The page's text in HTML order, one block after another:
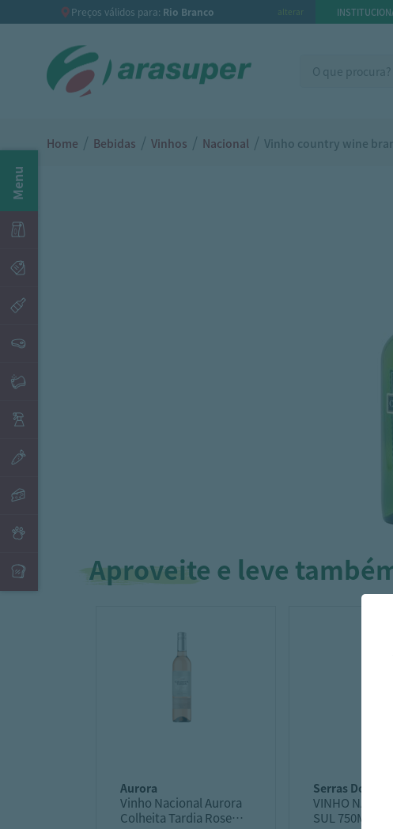
Preços válidos para: Rio Branco alterar
Menu
Home / Bebidas / Vinhos / Nacional / Vinho country wine
Aproveite e leve
aurora
Vinho Nacional Aurora
Colheita Tardia Rose
serras do sul
VINHO NAC
SUL 750ML